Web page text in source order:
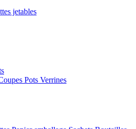
jetables
Pots Verrines